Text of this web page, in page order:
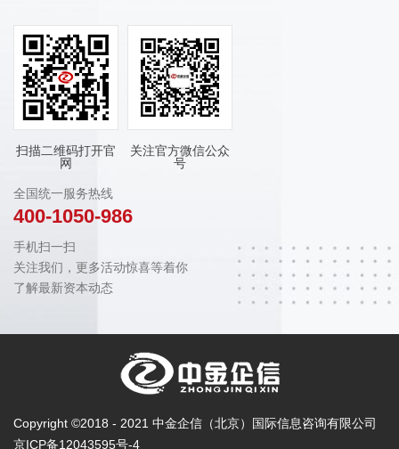
扫描二维码打开官
网
关注官方微信公众
号
全国统一服务热线
400-1050-986
手机扫一扫
关注我们，更多活动惊喜等着你
了解最新资本动态
Copyright ©2018 - 2021 中金企信（北京）国际信息咨询有限公司
京ICP备12043595号-4